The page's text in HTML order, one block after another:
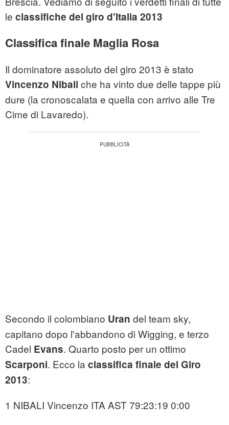
le classifiche del giro d'Italia 2013
Classifica finale Maglia Rosa
Il dominatore assoluto del giro 2013 è stato
Vincenzo Nibali che ha vinto due delle tappe più
dure (la cronoscalata e quella con arrivo alle Tre
Cime di Lavaredo).
Secondo il colombiano Uran del team sky,
capitano dopo l'abbandono di Wigging, e terzo
Cadel Evans. Quarto posto per un ottimo
Scarponi. Ecco la classifica finale del Giro
2013:
1 NIBALI Vincenzo ITA AST 79:23:19 0:00